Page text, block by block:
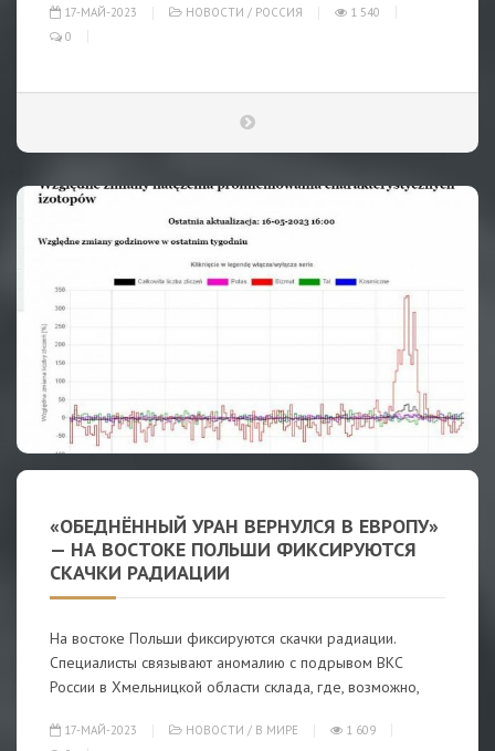
17-МАЙ-2023 НОВОСТИ / РОССИЯ
1 540
0
«ОБЕДНЁННЫЙ УРАН ВЕРНУЛСЯ В ЕВРОПУ»
— НА ВОСТОКЕ ПОЛЬШИ ФИКСИРУЮТСЯ
СКАЧКИ РАДИАЦИИ
На востоке Польши фиксируются скачки радиации.
Специалисты связывают аномалию с подрывом ВКС
России в Хмельницкой области склада, где, возможно,
17-МАЙ-2023 НОВОСТИ / В МИРЕ
1 609